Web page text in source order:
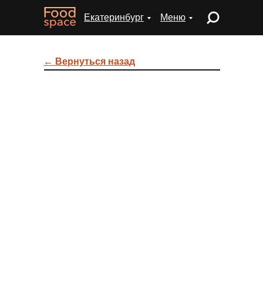
← Вернуться назад
Меню
Екатеринбург